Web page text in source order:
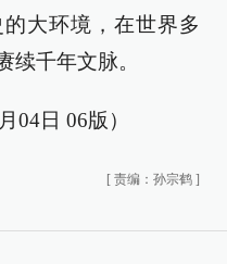
大环境，在世界多
续千年文脉。
04日 06版）
[ 责编：孙宗鹤 ]